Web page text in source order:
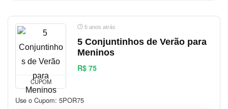
CUPOM
6 anos atrás
5 Conjuntinhos de Verão para
Meninos
R$ 75
Use o Cupom: 5POR75